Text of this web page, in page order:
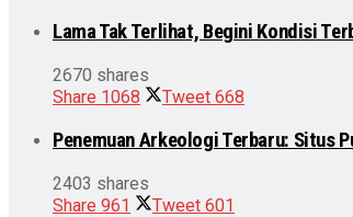
Lama Tak Terlihat, Begini Kondisi
2670 shares
Share 1068 Tweet 668
Penemuan Arkeologi Terbaru: Situs
2403 shares
Share 961 Tweet 601